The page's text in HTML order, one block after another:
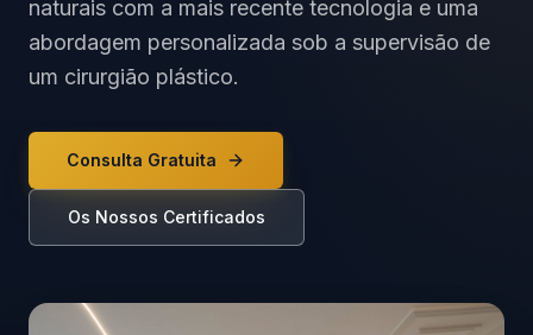
naturais com a mais recente tecnologia e uma
abordagem personalizada sob a supervisão de
um cirurgião plástico.
Consulta Gratuita
Os Nossos Certificados